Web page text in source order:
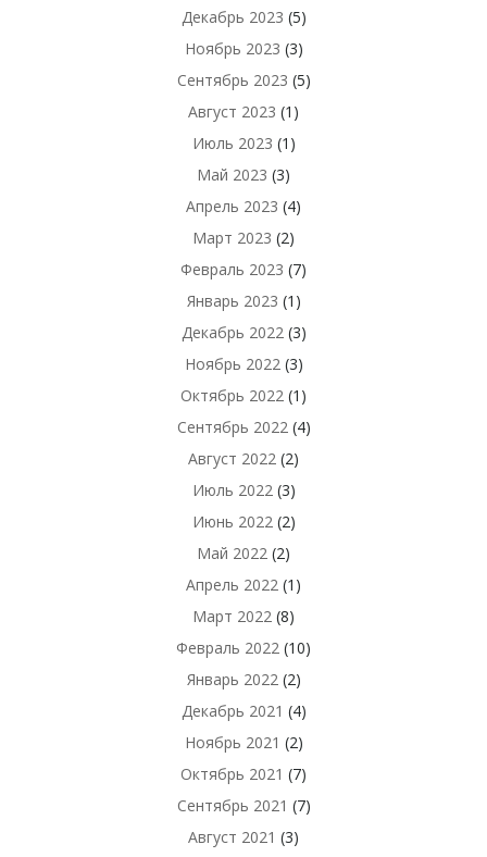
Декабрь 2023 (5)
Ноябрь 2023 (3)
Сентябрь 2023 (5)
Август 2023 (1)
Июль 2023 (1)
Май 2023 (3)
Апрель 2023 (4)
Март 2023 (2)
Февраль 2023 (7)
Январь 2023 (1)
Декабрь 2022(3)
Ноябрь 2022(3)
Октябрь 2022 (1)
Сентябрь 2022(4)
Август 2022 (2)
Июль 2022(3)
Июнь 2022(2)
Май 2022 (2)
Апрель 2022 (1)
Март 2022 (8)
Февраль 2022 (10)
Январь 2022(2)
Декабрь 2021 (4)
Ноябрь 2021 (2)
Октябрь 2021 (7)
Сентябрь 2021 (7)
Август 2021 (3)